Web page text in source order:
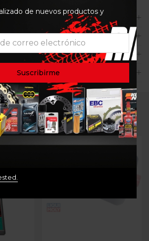
de nuevos productos y